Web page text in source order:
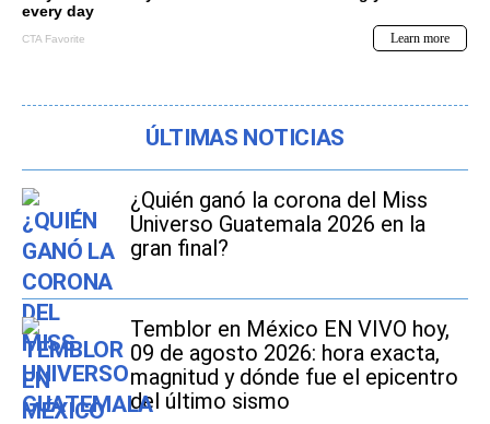
ÚLTIMAS NOTICIAS
¿Quién ganó la corona del Miss
Universo Guatemala 2026 en la
gran final?
Temblor en México EN VIVO hoy,
09 de agosto 2026: hora exacta,
magnitud y dónde fue el epicentro
del último sismo